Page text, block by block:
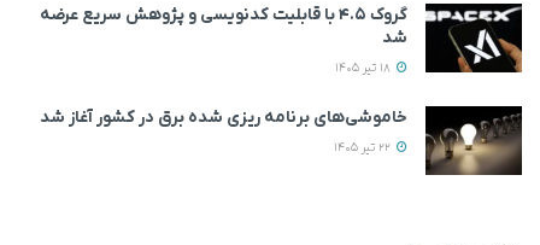
گروک ۴.۵ با قابلیت کدنویسی و پژوهش سریع عرضه
شد
خاموشی‌های برنامه ریزی شده برق در کشور آغاز شد